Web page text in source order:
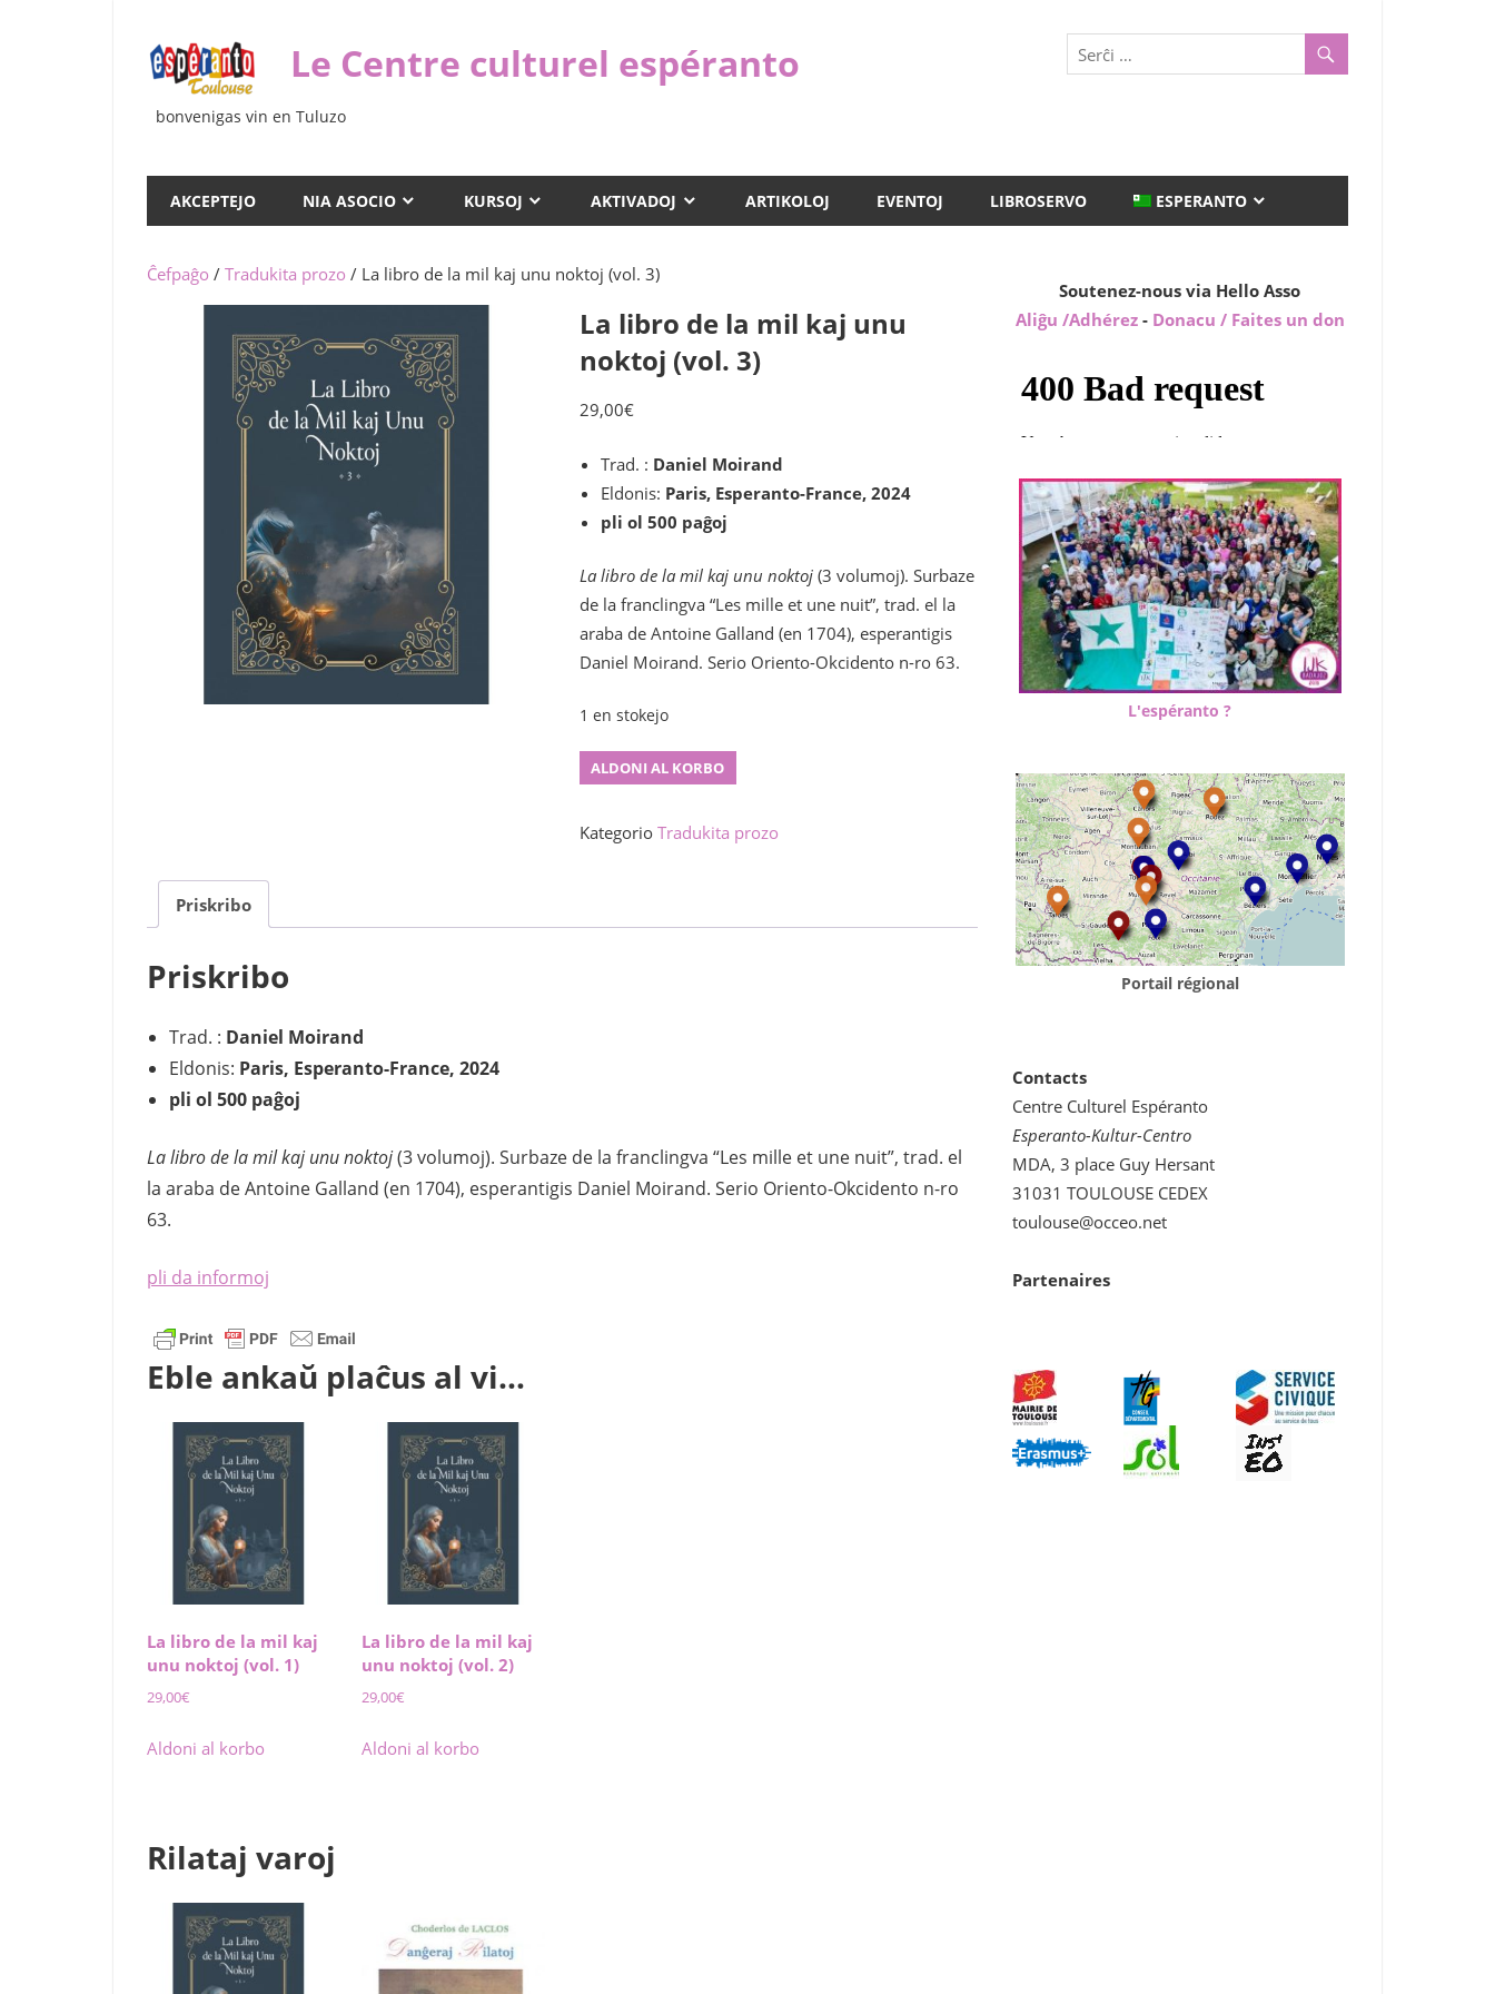
enhavo
Le Centre culturel espéranto
bonvenigas vin en Tuluzo
AKCEPTEJO NIA ASOCIO KURSOJ AKTIVADOJ ARTIKOLOJ EVENTOJ LIBROSERVO ESPERANTO
Ĉefpaĝo / Tradukita prozo / La libro de la mil kaj unu noktoj (vol. 3)
La libro de la mil kaj unu
noktoj (vol. 3)
29,00€
Trad. : Daniel Moirand
Eldonis: Paris, Esperanto-France, 2024
pli ol 500 paĝoj
La libro de la mil kaj unu noktoj(3 volumoj). Surbaze
de la franclingva “Les mille et une nuit”, trad. el la
araba de Antoine Galland (en 1704), esperantigis
Daniel Moirand. Serio Oriento-Okcidento n-ro 63.
1 en stokejo
La
de
ALDONI AL KORBO
Kategorio Tradukita prozo
Priskribo
Priskribo
Trad. : Daniel Moirand
Eldonis: Paris, Esperanto-France, 2024
pli ol 500 paĝoj
La libro de la mil kaj unu noktoj(3 volumoj). Surbaze de la franclingva “Les mille et une nuit”, trad. el
la araba de Antoine Galland (en 1704), esperantigis Daniel Moirand. Serio Oriento-Okcidento n-ro
63.
pli da informoj
Eble ankaŭ plaĉus al vi…
La libro de la mil kaj
unu noktoj (vol. 1)
29,00€
Aldoni al korbo
La libro de la mil kaj
unu noktoj (vol. 2)
29,00€
Aldoni al korbo
Rilataj varoj
Soutenez-nous via Hello Asso
Aliĝu /Adhérez - Donacu / Faites un don
L'espéranto ?
Portail régional
Contacts
Centre Culturel Espéranto
Esperanto-Kultur-Centro
MDA, 3 place Guy Hersant
31031 TOULOUSE CEDEX
toulouse@occeo.net
Partenaires